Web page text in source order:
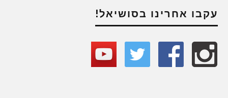
עקבו אחרינו בסושיאל!